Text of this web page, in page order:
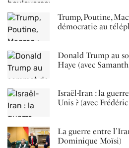
Trump, Poutine,
démocratie au
Donald Trump au
Haye (avec
Israël-Iran : la
Unis ? (avec
La guerre entre
Dominique Moïsi)